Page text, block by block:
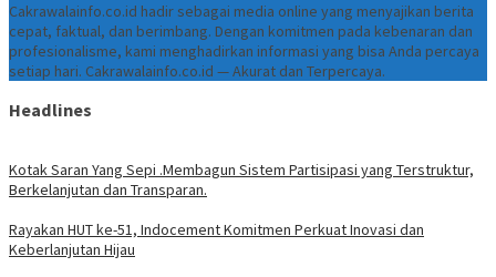
Cakrawalainfo.co.id hadir sebagai media online yang menyajikan berita
cepat, faktual, dan berimbang. Dengan komitmen pada kebenaran dan
profesionalisme, kami menghadirkan informasi yang bisa Anda percaya
setiap hari. Cakrawalainfo.co.id — Akurat dan Terpercaya.
Headlines
Kotak Saran Yang Sepi .Membagun Sistem Partisipasi yang Terstruktur,
Berkelanjutan dan Transparan.
Rayakan HUT ke-51, Indocement Komitmen Perkuat Inovasi dan
Keberlanjutan Hijau